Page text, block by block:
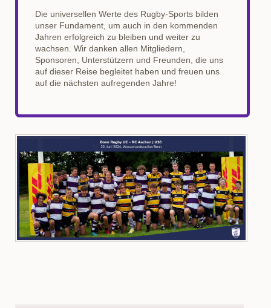
Die universellen Werte des Rugby-Sports bilden
unser Fundament, um auch in den kommenden
Jahren erfolgreich zu bleiben und weiter zu
wachsen. Wir danken allen Mitgliedern,
Sponsoren, Unterstützern und Freunden, die uns
auf dieser Reise begleitet haben und freuen uns
auf die nächsten aufregenden Jahre!